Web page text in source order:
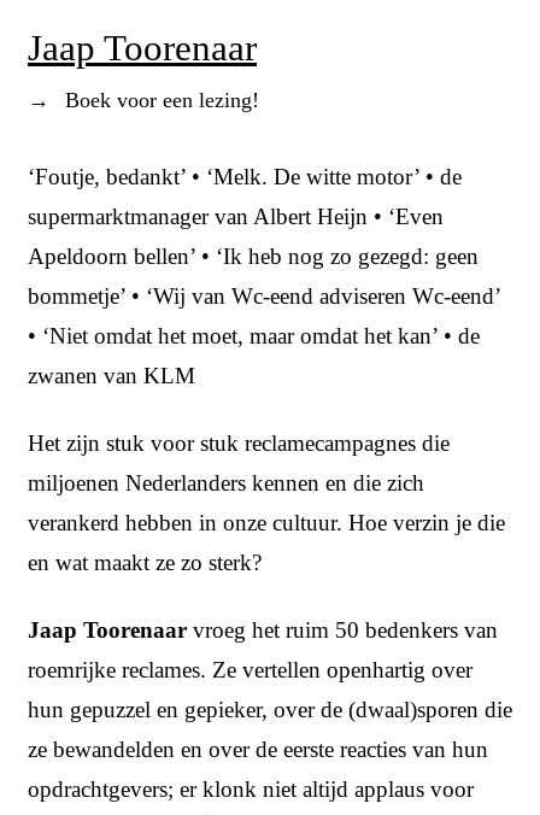
Jaap Toorenaar
→ Boek voor een lezing!
‘Foutje, bedankt’ • ‘Melk. De witte motor’ • de
supermarktmanager van Albert Heijn • ‘Even
Apeldoorn bellen’ • ‘Ik heb nog zo gezegd: geen
bommetje’ • ‘Wij van Wc-eend adviseren Wc-eend’
• ‘Niet omdat het moet, maar omdat het kan’ • de
zwanen van KLM
Het zijn stuk voor stuk reclamecampagnes die
miljoenen Nederlanders kennen en die zich
verankerd hebben in onze cultuur. Hoe verzin je die
en wat maakt ze zo sterk?
Jaap Toorenaar vroeg het ruim 50 bedenkers van
roemrijke reclames. Ze vertellen openhartig over
hun gepuzzel en gepieker, over de (dwaal)sporen die
ze bewandelden en over de eerste reacties van hun
opdrachtgevers; er klonk niet altijd applaus voor